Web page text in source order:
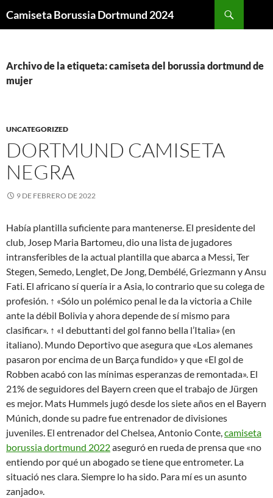
Camiseta Borussia Dortmund 2024
Archivo de la etiqueta: camiseta del borussia dortmund de
mujer
UNCATEGORIZED
DORTMUND CAMISETA
NEGRA
9 DE FEBRERO DE 2022
Había plantilla suficiente para mantenerse. El presidente del
club, Josep Maria Bartomeu, dio una lista de jugadores
intransferibles de la actual plantilla que abarca a Messi, Ter
Stegen, Semedo, Lenglet, De Jong, Dembélé, Griezmann y Ansu
Fati. El africano sí quería ir a Asia, lo contrario que su colega de
profesión. ↑ «Sólo un polémico penal le da la victoria a Chile
ante la débil Bolivia y ahora depende de sí mismo para
clasificar». ↑ «I debuttanti del gol fanno bella l’Italia» (en
italiano). Mundo Deportivo que asegura que «Los alemanes
pasaron por encima de un Barça fundido» y que «El gol de
Robben acabó con las mínimas esperanzas de remontada». El
21% de seguidores del Bayern creen que el trabajo de Jürgen
es mejor. Mats Hummels jugó desde los siete años en el Bayern
Múnich, donde su padre fue entrenador de divisiones
juveniles. El entrenador del Chelsea, Antonio Conte,camiseta
borussia dortmund 2022aseguró en rueda de prensa que «no
entiendo por qué un abogado se tiene que entrometer. La
situació nes clara. Siempre lo ha sido. Para mí es un asunto
zanjado».